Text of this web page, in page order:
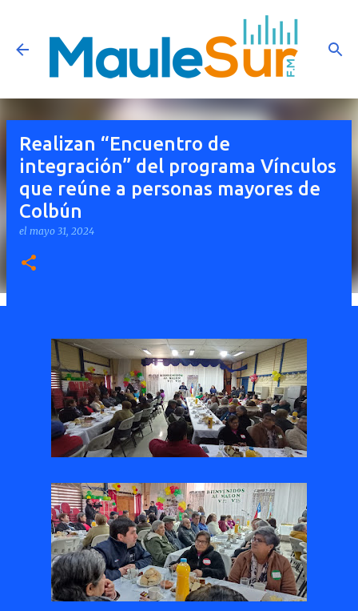
Ir al contenido principal
Realizan “Encuentro de
integración” del programa Vínculos
que reúne a personas mayores de
Colbún
el mayo 31, 2024